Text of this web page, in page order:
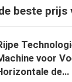
beste prijs
voor
de